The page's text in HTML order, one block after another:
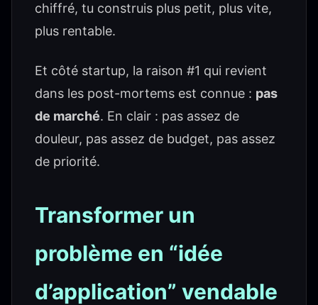
chiffré, tu construis plus petit, plus vite,
plus rentable.
Et côté startup, la raison #1 qui revient
dans les post-mortems est connue : pas
de marché. En clair : pas assez de
douleur, pas assez de budget, pas assez
de priorité.
Transformer un
problème en “idée
d’application” vendable